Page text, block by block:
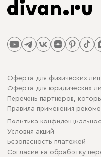
Оферта для физических лиц
Оферта для юридических
Перечень партнеров,
Правила применения
Политика
Условия акций
Безопасность платежей
Cогласие на обработку